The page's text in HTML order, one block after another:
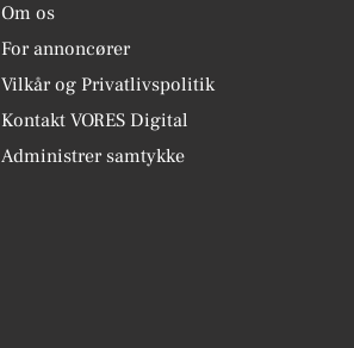
Om os
For annoncører
Vilkår og Privatlivspolitik
Kontakt VORES Digital
Administrer samtykke